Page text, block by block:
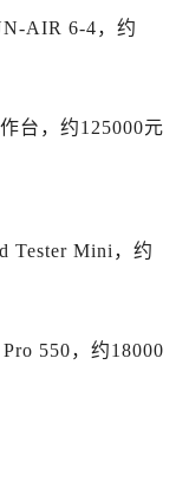
AIR 6-4，约
台，约125000元
Tester Mini，约
550，约18000